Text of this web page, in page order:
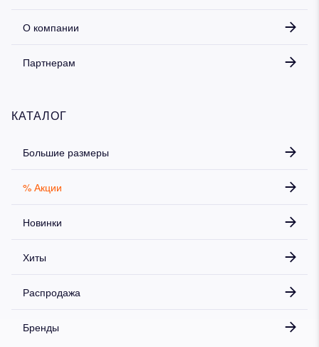
О компании
Партнерам
КАТАЛОГ
Большие размеры
% Акции
Новинки
Хиты
Распродажа
Бренды